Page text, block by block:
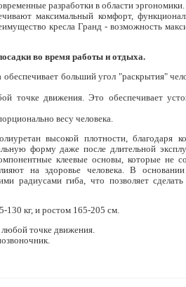
разработки в области эргономики.
максимальный комфорт,
кресла Гранд - возможность
во время работы и отдыха.
больший угол "раскрытия"
точке движения. Это обеспечивает
весу человека.
высокой плотности, благодаря
форму даже после длительной
клеевые основы, которые не
на здоровье человека. В основании
радиусами гиба, что позволяет
130 кг, и ростом 165-205 см.
любой точке движения.